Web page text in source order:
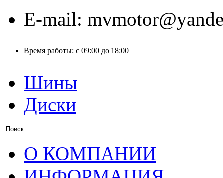
E-mail:
Время работы: с 09:00 до 18:00
Шины
Диски
О КОМПАНИИ